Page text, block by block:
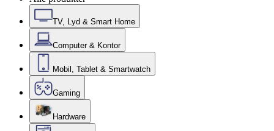
TV, Lyd & Smart Home
Computer & Kontor
Mobil, Tablet & Smartwatch
Gaming
Hardware